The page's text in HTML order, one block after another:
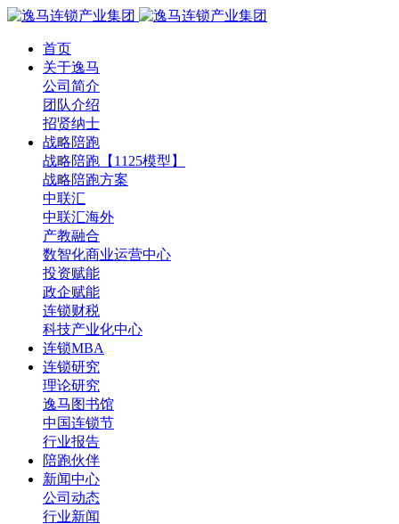
首页
关于逸马
公司简介
团队介绍
招贤纳士
战略陪跑
战略陪跑【1125模型】
战略陪跑方案
中联汇
中联汇海外
产教融合
数智化商业运营中心
投资赋能
政企赋能
连锁财税
科技产业化中心
连锁MBA
连锁研究
理论研究
逸马图书馆
中国连锁节
行业报告
陪跑伙伴
新闻中心
公司动态
行业新闻